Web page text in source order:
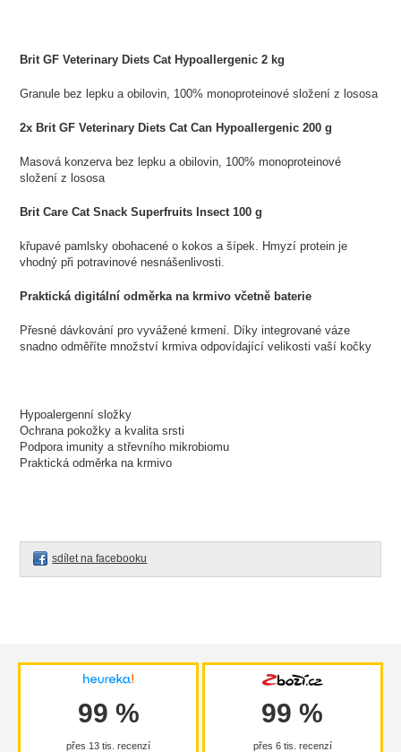
Brit GF Veterinary Diets Cat Hypoallergenic 2 kg
Granule bez lepku a obilovin, 100% monoproteinové složení z lososa
2x Brit GF Veterinary Diets Cat Can Hypoallergenic 200 g
Masová konzerva bez lepku a obilovin, 100% monoproteinové
složení z lososa
Brit Care Cat Snack Superfruits Insect 100 g
křupavé pamlsky obohacené o kokos a šípek. Hmyzí protein je
vhodný při potravinové nesnášenlivosti.
Praktická digitální odměrka na krmivo včetně baterie
Přesné dávkování pro vyvážené krmení. Díky integrované váze
snadno odměříte množství krmiva odpovídající velikosti vaší kočky
Hypoalergenní složky
Ochrana pokožky a kvalita srsti
Podpora imunity a střevního mikrobiomu
Praktická odměrka na krmivo
sdílet na facebooku
99 %
přes 13 tis. recenzí
99 %
přes 6 tis. recenzí